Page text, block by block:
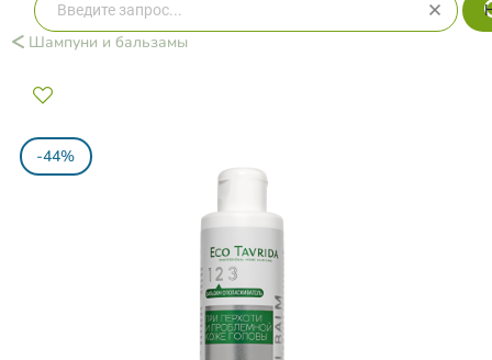
Шампуни и бальзамы
-44%